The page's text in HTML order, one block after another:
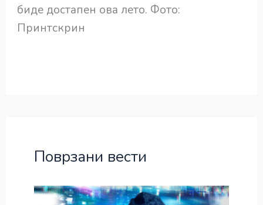
биде достапен ова лето. Фото:
Принтскрин
Поврзани вести